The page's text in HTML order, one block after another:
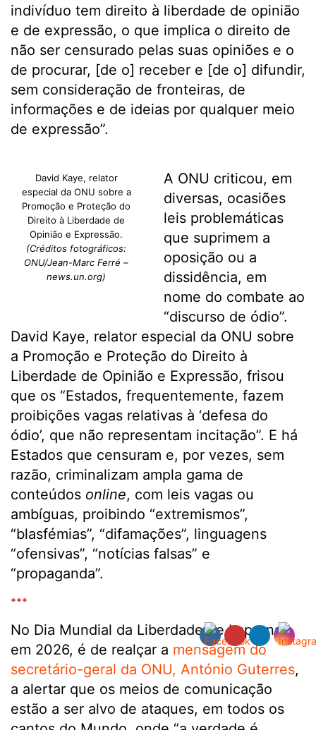
indivíduo tem direito à liberdade de opinião
e de expressão, o que implica o direito de
não ser censurado pelas suas opiniões e o
de procurar, [de o] receber e [de o] difundir,
sem consideração de fronteiras, de
informações e de ideias por qualquer meio
de expressão”.
David Kaye, relator
especial da ONU sobre a
Promoção e Proteção do
Direito à Liberdade de
Opinião e Expressão.
(Créditos fotográficos:
ONU/Jean-Marc Ferré –
news.un.org)
A ONU criticou, em
diversas, ocasiões
leis problemáticas
que suprimem a
oposição ou a
dissidência, em
nome do combate ao
“discurso de ódio”.
David Kaye, relator especial da ONU sobre
a Promoção e Proteção do Direito à
Liberdade de Opinião e Expressão, frisou
que os “Estados, frequentemente, fazem
proibições vagas relativas à ‘defesa do
ódio’, que não representam incitação”. E há
Estados que censuram e, por vezes, sem
razão, criminalizam ampla gama de
conteúdos online, com leis vagas ou
ambíguas, proibindo “extremismos”,
“blasfémias”, “difamações”, linguagens
“ofensivas”, “notícias falsas” e
“propaganda”.
***
No Dia Mundial da Liberdade de Imprensa,
em 2026, é de realçar a mensagem do
secretário-geral da ONU, António Guterres,
a alertar que os meios de comunicação
estão a ser alvo de ataques, em todos os